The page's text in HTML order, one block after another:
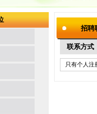
招聘
联系方式
只有个人注